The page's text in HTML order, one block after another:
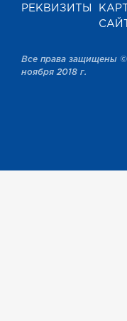
РЕКВИЗИТЫ
Все права защищены
ноября 2018 г.